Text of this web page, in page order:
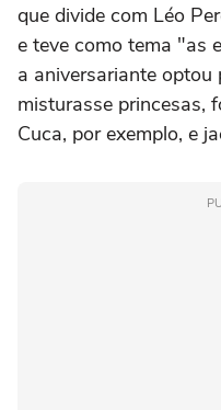
que divide com Léo
e teve como tema "as
a aniversariante optou
misturasse princesas,
Cuca, por exemplo, e